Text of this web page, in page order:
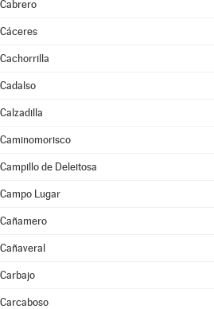
Cabrero
Cáceres
Cachorrilla
Cadalso
Calzadilla
Caminomorisco
Campillo de Deleitosa
Campo Lugar
Cañamero
Cañaveral
Carbajo
Carcaboso